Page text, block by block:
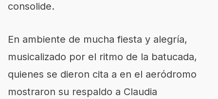
consolide.
En ambiente de mucha fiesta y alegría,
musicalizado por el ritmo de la batucada,
quienes se dieron cita a en el aeródromo
mostraron su respaldo a Claudia